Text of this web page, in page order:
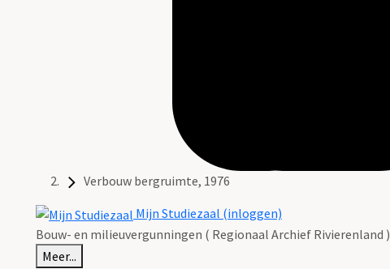
Verbouw bergruimte, 1976
Mijn Studiezaal (inloggen)
Bouw- en milieuvergunningen ( Regionaal Archief Rivierenland )
Meer...